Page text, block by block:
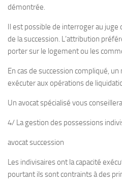
démontrée.
Il est possible de interroger au juge
de la succession. L’attribution
porter sur le logement ou les
En cas de succession compliqué,
exécuter aux opérations de
Un avocat spécialisé vous
4/ La gestion des possessions
avocat succession
Les indivisaires ont la capacité
pourtant ils sont contraints à des